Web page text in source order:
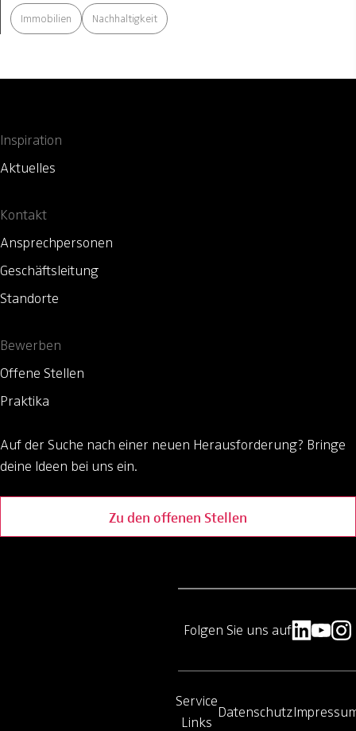
Immobilien Nachhaltigkeit
Inspiration
Aktuelles
Kontakt
Ansprechpersonen
Geschäftsleitung
Standorte
Bewerben
Offene Stellen
Praktika
Auf der Suche nach einer neuen Herausforderung? Bringe
deine Ideen bei uns ein.
Zu den offenen Stellen
Service
Links
Datenschutz
Folgen Sie uns auf